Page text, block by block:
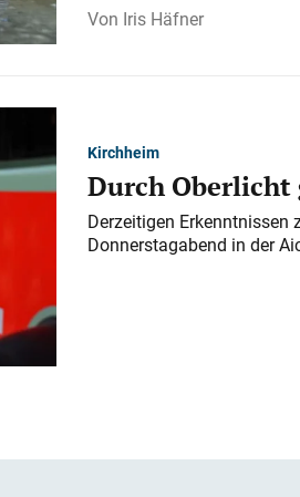
Iris Häfner
Kirchheim
Durch Oberlicht
Derzeitigen
Donnerstagabend in der